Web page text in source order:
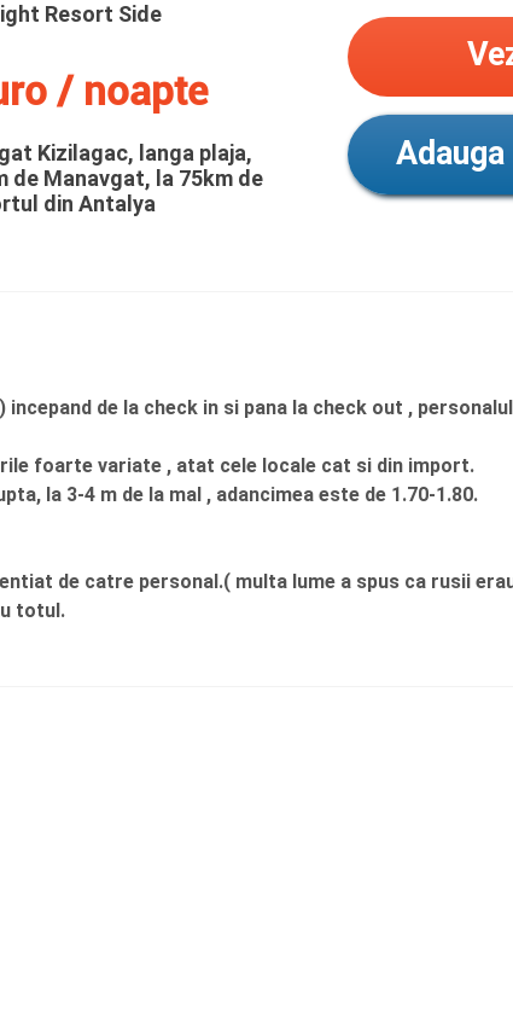
Resort Side
/ noapte
Kizilagac, langa plaja,
de Manavgat, la 75km de
din Antalya
de la check in si pana la check out ,
foarte variate , atat cele locale cat si din import.
la 3-4 m de la mal , adancimea este de 1.70-1.80.
de catre personal.( multa lume a spus ca rusii
totul.